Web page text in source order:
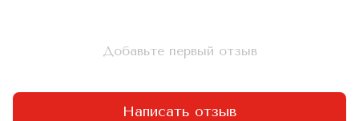
Добавьте первый отзыв
Написать отзыв